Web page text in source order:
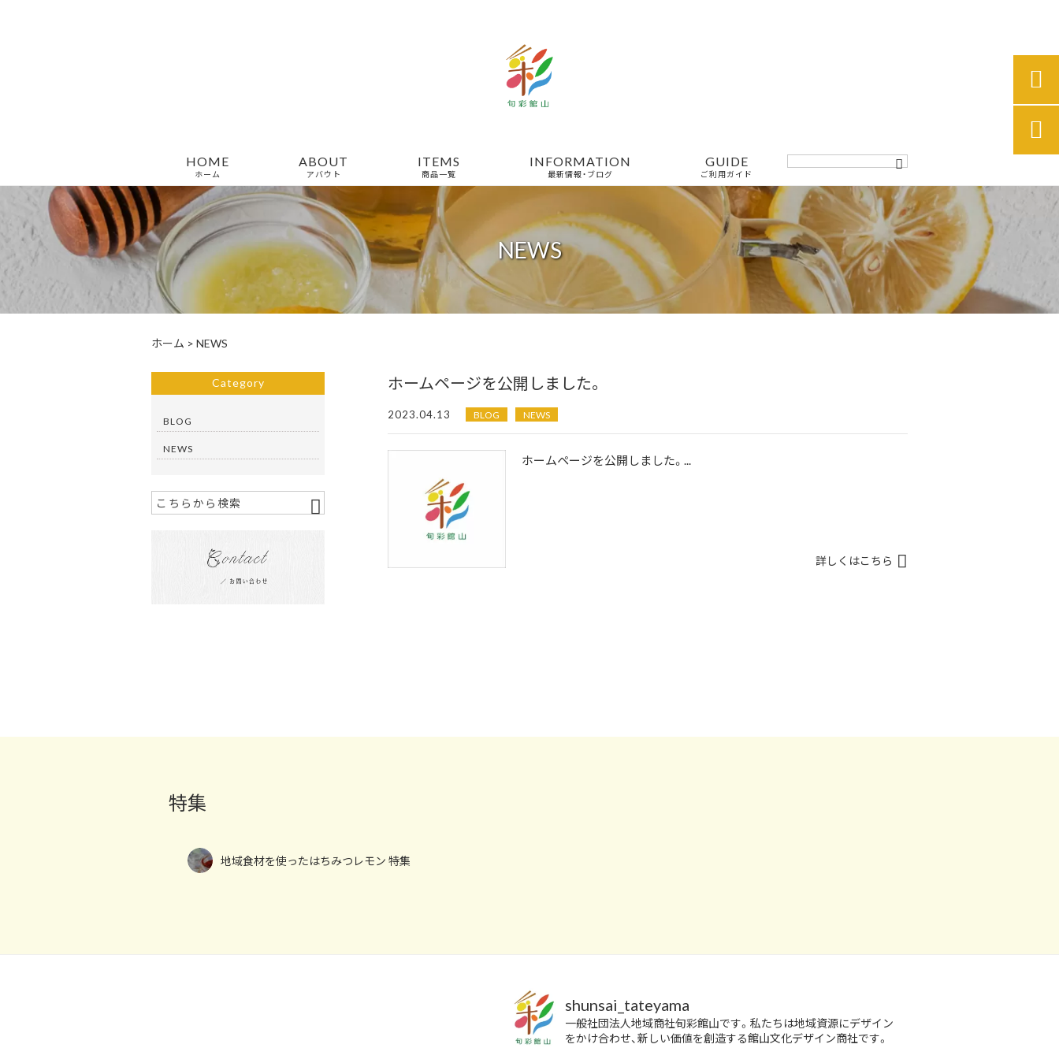
HOME
ホーム
ABOUT
アバウト
ITEMS
商品一覧
INFORMATION
最新情報・ブログ
GUIDE
ご利用ガイド
NEWS
ホーム > NEWS
ホームページを公開しました。
2023.04.13 BLOG NEWS
ホームページを公開しました。...
詳しくはこちら
Category
BLOG
NEWS
特集
地域食材を使ったはちみつレモン 特集
shunsai_tateyama
一般社団法人地域商社旬彩館山です。私たちは地域資源にデザイン
をかけ合わせ、新しい価値を創造する館山文化デザイン商社です。

